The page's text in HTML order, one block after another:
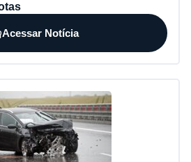
Acessar Notícia